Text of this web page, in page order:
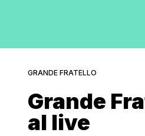
GRANDE FRATELLO
Grande
al live